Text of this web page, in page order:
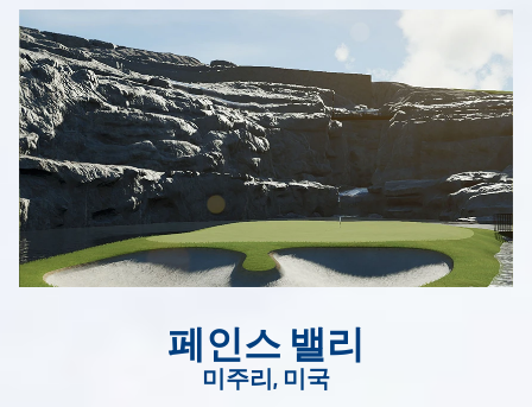
페인스 밸리
미주리, 미국